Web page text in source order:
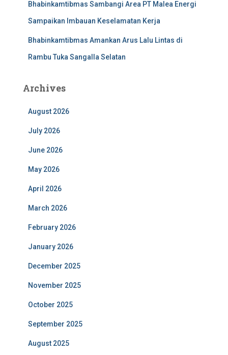
Bhabinkamtibmas Sambangi Area PT Malea Energi
Sampaikan Imbauan Keselamatan Kerja
Bhabinkamtibmas Amankan Arus Lalu Lintas di
Rambu Tuka Sangalla Selatan
Archives
August 2026
July 2026
June 2026
May 2026
April 2026
March 2026
February 2026
January 2026
December 2025
November 2025
October 2025
September 2025
August 2025